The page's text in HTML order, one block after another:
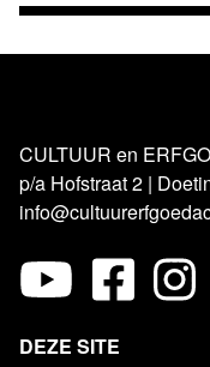
CULTUUR en
p/a Hofstraat 2 |
DEZE SITE